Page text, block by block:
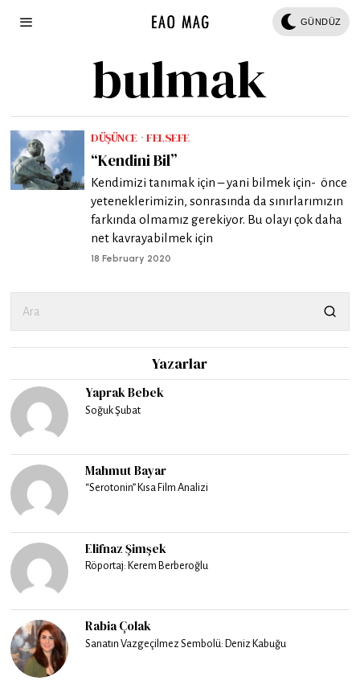
GÜNDÜZ
bulmak
DÜŞÜNCE · FELSEFE
“Kendini Bil”
Kendimizi tanımak için – yani bilmek için- önce
yeteneklerimizin, sonrasında da sınırlarımızın
farkında olmamız gerekiyor. Bu olayı çok daha
net kavrayabilmek için
18 February 2020
Yazarlar
Yaprak Bebek
Soğuk Şubat
Mahmut Bayar
“Serotonin” Kısa Film Analizi
Elifnaz Şimşek
Röportaj: Kerem Berberoğlu
Rabia Çolak
Sanatın Vazgeçilmez Sembolü: Deniz Kabuğu